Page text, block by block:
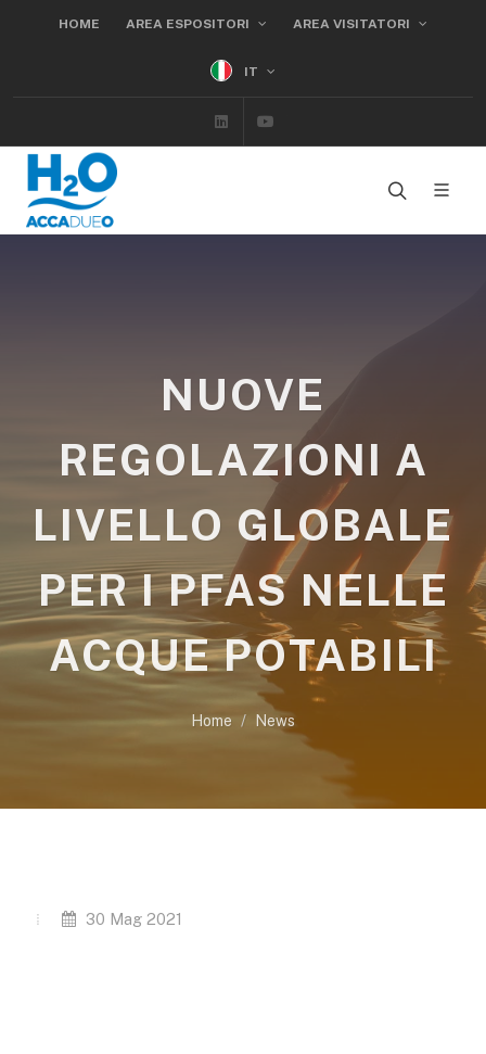
HOME AREA ESPOSITORI AREA VISITATORI
IT
Linkedin
NUOVE
REGOLAZIONI A
LIVELLO GLOBALE
PER I PFAS NELLE
ACQUE POTABILI
Home News
30 Mag 2021